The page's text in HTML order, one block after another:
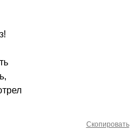
Скопировать